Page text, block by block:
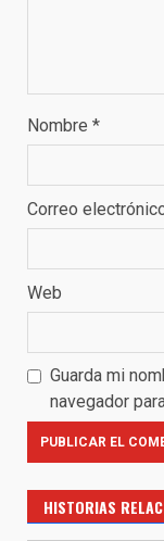
Nombre *
Correo
Web
Guarda mi
navegador
HISTORIAS